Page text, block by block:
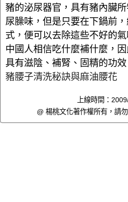
豬的泌尿器官，具有豬內臟
尿臊味，但是只要在下鍋前
式，便可以去除這些不好的氣
中國人相信吃什麼補什麼，
具有滋陰、補腎、固精的功效
豬腰子清洗秘訣與麻油腰花
上線時間：
@ 楊桃文化著作權所有，請